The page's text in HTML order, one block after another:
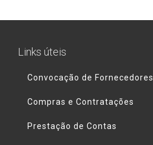
Links úteis
Convocação de Fornecedores
Compras e Contratações
Prestação de Contas